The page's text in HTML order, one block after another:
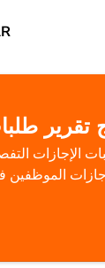
تقرير
الإجازات